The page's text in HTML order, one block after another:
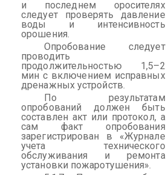
и последнем оросителях
следует проверять давление
воды и интенсивность
орошения.
Опробование следует
проводить
продолжительностью 1,5–2
мин с включением исправных
дренажных устройств.
По результатам
опробований должен быть
составлен акт или протокол, а
сам факт опробования
зарегистрирован в «Журнале
учета технического
обслуживания и ремонта
установки пожаротушения».